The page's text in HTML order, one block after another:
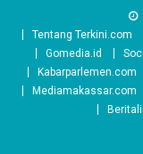
Tentang Terkini.com
Gomedia.id
Kabarparlemen.com
Mediamakassar.com